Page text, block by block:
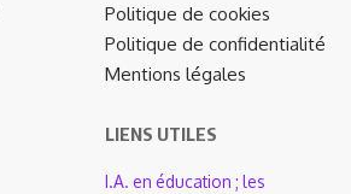
Politique de cookies
Politique de confidentialité
Mentions légales
LIENS UTILES
I.A. en éducation ; les